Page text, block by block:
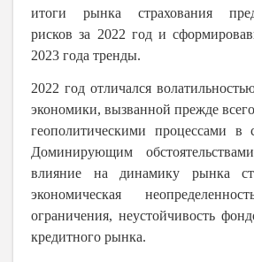
итоги рынка страхования
рисков за 2022 год и
2023 года тренды.
2022 год отличался
экономики, вызванной прежде
геополитическими процессами
Доминирующим
влияние на динамику рынка
экономическая
ограничения, неустойчивость
кредитного рынка.